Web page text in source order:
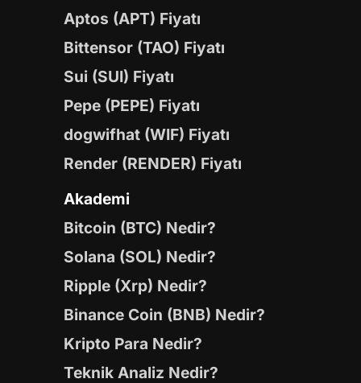
Aptos (APT) Fiyatı
Bittensor (TAO) Fiyatı
Sui (SUI) Fiyatı
Pepe (PEPE) Fiyatı
dogwifhat (WIF) Fiyatı
Render (RENDER) Fiyatı
Akademi
Bitcoin (BTC) Nedir?
Solana (SOL) Nedir?
Ripple (Xrp) Nedir?
Binance Coin (BNB) Nedir?
Kripto Para Nedir?
Teknik Analiz Nedir?